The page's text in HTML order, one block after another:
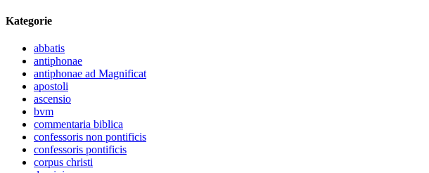
Kategorie
abbatis
antiphonae
antiphonae ad Magnificat
apostoli
ascensio
bvm
commentaria biblica
confessoris non pontificis
confessoris pontificis
corpus christi